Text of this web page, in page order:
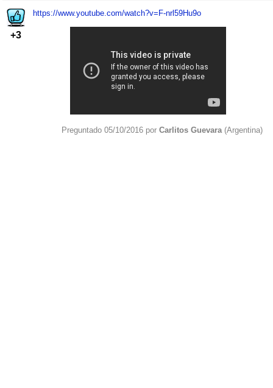
+3
https://www.youtube.com/watch?v=F-nrl59Hu9o
Preguntado 05/10/2016 por Carlitos Guevara (Argentina)